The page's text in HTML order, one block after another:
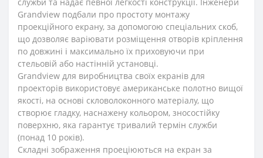
Grandview подбали про простоту монтажу
проекційного екрану, за допомогою спеціальних скоб,
що дозволяє варіювати розміщення отворів кріплення
по довжині і максимально їх приховуючи при
стельовій або настінній установці.
Grandview для виробництва своїх екранів для
проекторів використовує американське полотно вищої
якості, на основі скловолоконного матеріалу, що
створює гладку, наснажену кольором, зносостійку
поверхню, яка гарантує тривалий термін служби
(понад 10 років).
Складні зображення проеціюються на екран за